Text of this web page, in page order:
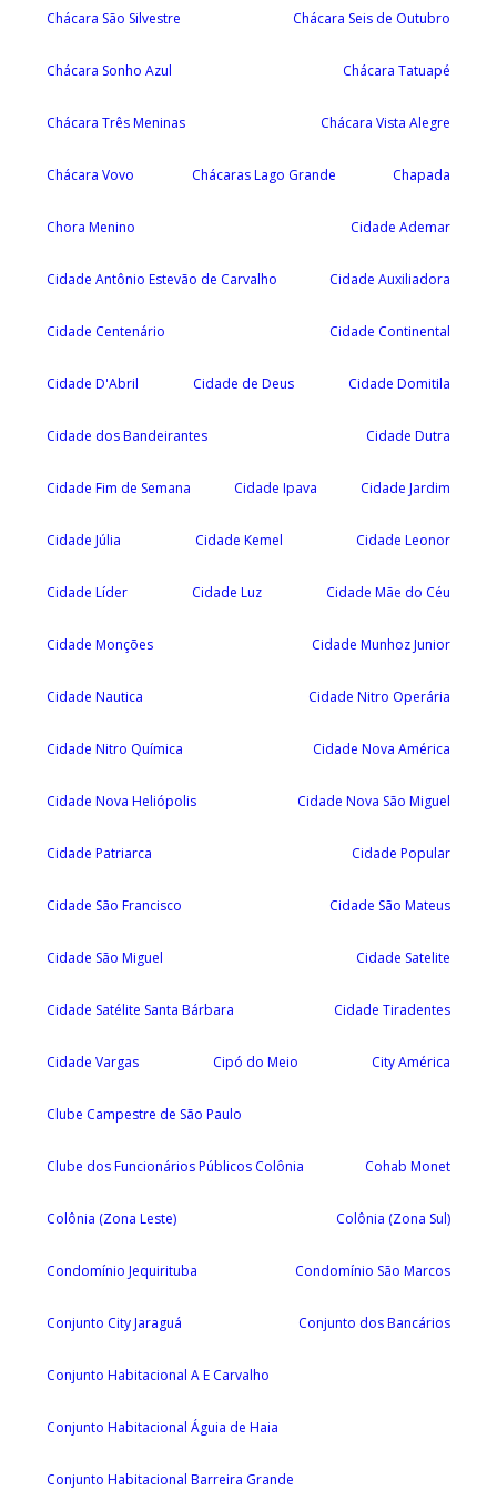
Chácara São Silvestre Chácara Seis de Outubro
Chácara Sonho Azul Chácara Tatuapé
Chácara Três Meninas Chácara Vista Alegre
Chácara Vovo Chácaras Lago Grande Chapada
Chora Menino Cidade Ademar
Cidade Antônio Estevão de Carvalho Cidade Auxiliadora
Cidade Centenário Cidade Continental
Cidade D'Abril Cidade de Deus Cidade Domitila
Cidade dos Bandeirantes Cidade Dutra
Cidade Fim de Semana Cidade Ipava Cidade Jardim
Cidade Júlia Cidade Kemel Cidade Leonor
Cidade Líder Cidade Luz Cidade Mãe do Céu
Cidade Monções Cidade Munhoz Junior
Cidade Nautica Cidade Nitro Operária
Cidade Nitro Química Cidade Nova América
Cidade Nova Heliópolis Cidade Nova São Miguel
Cidade Patriarca Cidade Popular
Cidade São Francisco Cidade São Mateus
Cidade São Miguel Cidade Satelite
Cidade Satélite Santa Bárbara Cidade Tiradentes
Cidade Vargas Cipó do Meio City América
Clube Campestre de São Paulo
Clube dos Funcionários Públicos Colônia Cohab Monet
Colônia (Zona Leste) Colônia (Zona Sul)
Condomínio Jequirituba Condomínio São Marcos
Conjunto City Jaraguá Conjunto dos Bancários
Conjunto Habitacional A E Carvalho
Conjunto Habitacional Águia de Haia
Conjunto Habitacional Barreira Grande